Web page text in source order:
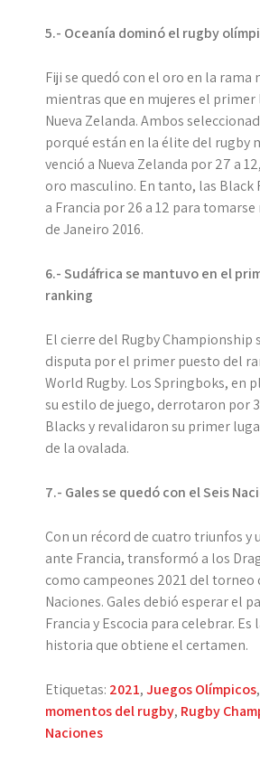
5.- Oceanía dominó el rugby
Fiji se quedó con el oro en la rama
mientras que en mujeres el primer
Nueva Zelanda. Ambos
porqué están en la élite del rugby
venció a Nueva Zelanda por 27 a
oro masculino. En tanto, las Black
a Francia por 26 a 12 para tomarse
de Janeiro 2016.
6.- Sudáfrica se mantuvo en el
ranking
El cierre del Rugby Championship
disputa por el primer puesto del
World Rugby. Los Springboks, en
su estilo de juego, derrotaron por
Blacks y revalidaron su primer
de la ovalada.
7.- Gales se quedó con el Seis
Con un récord de cuatro triunfos y
ante Francia, transformó a los
como campeones 2021 del torneo
Naciones. Gales debió esperar el
Francia y Escocia para celebrar. Es
historia que obtiene el certamen.
Etiquetas: 2021,Juegos Olímpicos,
momentos del rugby, Rugby
Naciones